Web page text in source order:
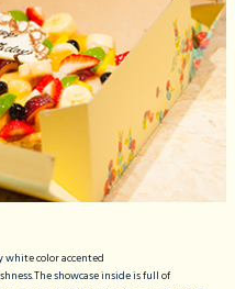
white color accented
showcase inside is full of